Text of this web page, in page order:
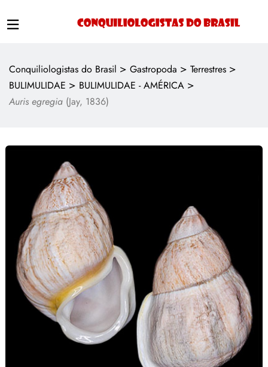
Conquiliologistas do Brasil > Gastropoda > Terrestres >
BULIMULIDAE > BULIMULIDAE - AMÉRICA >
Auris egregia (Jay, 1836)